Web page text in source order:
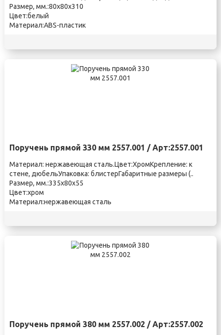
Размер, мм.:80х80х310
Цвет:белый
Материал:ABS-пластик
Поручень прямой 330 мм 2557.001 / Арт:2557.001
Материал: нержавеющая сталь.Цвет:ХромКрепление: к
стене, дюбельУпаковка: блистерГабаритные размеры (..
Размер, мм.:335х80х55
Цвет:хром
Материал:нержавеющая сталь
Поручень прямой 380 мм 2557.002 / Арт:2557.002